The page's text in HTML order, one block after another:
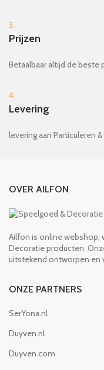
3.
Prijzen
Betaalbaar altijd de beste
4.
Levering
levering aan Particuleren
OVER AILFON
Ailfon is online webshop,
Decoratie producten.
uitstekend ontworpen en
ONZE PARTNERS
SerYona.nl
Duyven.nl
Duyven.com